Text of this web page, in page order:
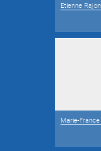
Etienne Rajon
Marie-